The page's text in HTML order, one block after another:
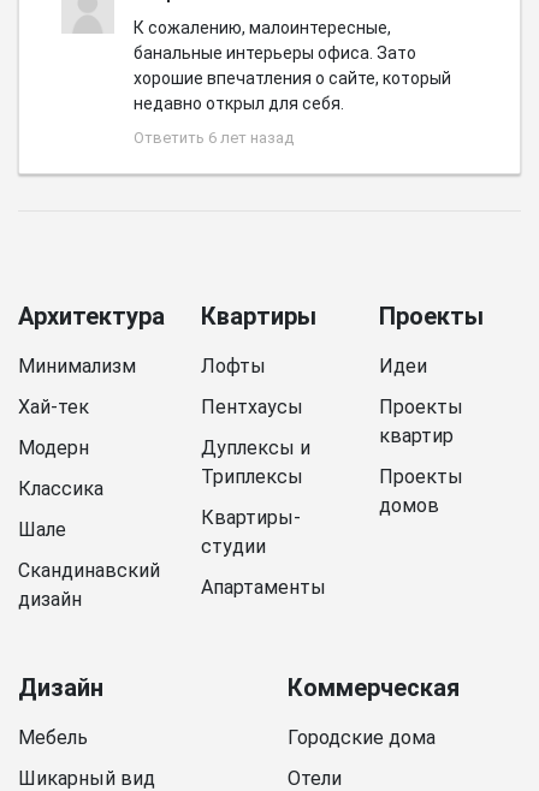
К сожалению, малоинтересные,
банальные интерьеры офиса. Зато
хорошие впечатления о сайте, который
недавно открыл для себя.
Ответить 6 лет назад
Архитектура
Минимализм
Хай-тек
Модерн
Классика
Шале
Скандинавский
дизайн
Квартиры
Лофты
Пентхаусы
Дуплексы и
Триплексы
Квартиры-
студии
Апартаменты
Проекты
Идеи
Проекты
квартир
Проекты
домов
Дизайн
Мебель
Шикарный вид
Коммерческая
Городские дома
Отели